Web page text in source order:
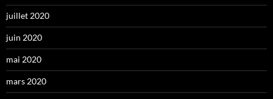
juillet 2020
juin 2020
mai 2020
mars 2020